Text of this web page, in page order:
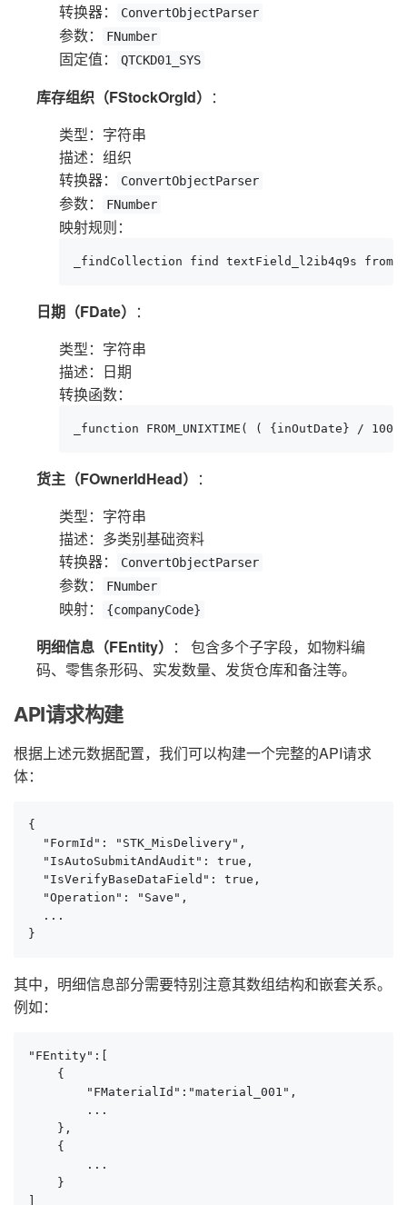
转换器： ConvertObjectParser
参数： FNumber
固定值： QTCKD01_SYS
库存组织（FStockOrgId） ：
类型：字符串
描述：组织
转换器：
ConvertObjectParser
参数： FNumber
映射规则：
_findCollection find textField_l2ib4q9s from
日期（FDate） ：
类型：字符串
描述：日期
转换函数：
_function FROM_UNIXTIME( ( {inOutDate} /
货主（FOwnerIdHead） ：
类型：字符串
描述：多类别基础资料
转换器：
ConvertObjectParser
参数： FNumber
映射： {companyCode}
明细信息（FEntity） ： 包含多个子字段，如物料编
码、零售条形码、实发数量、发货仓库和备注等。
API请求构建
根据上述元数据配置，我们可以构建一个完整的API请求
体：
{
  "FormId": "STK_MisDelivery",
  "IsAutoSubmitAndAudit": true,
  "IsVerifyBaseDataField": true,
  "Operation": "Save",
  ...
}
其中，明细信息部分需要特别注意其数组结构和嵌套关系。
例如：
"FEntity":[
    {
        "FMaterialId":"material_001",
        ...
    },
    {
        ...
    }
]